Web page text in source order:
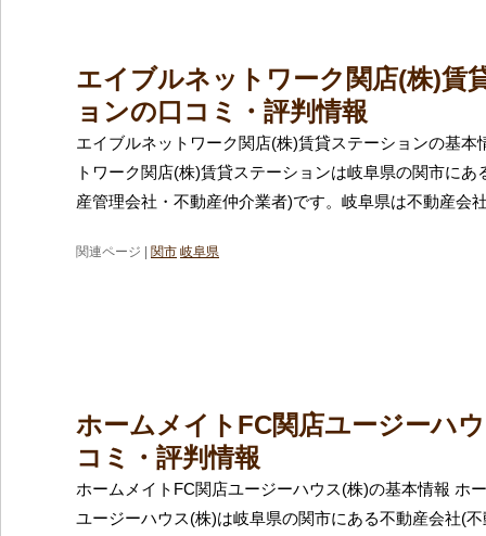
エイブルネットワーク関店(株)賃
ョンの口コミ・評判情報
エイブルネットワーク関店(株)賃貸ステーションの基本
トワーク関店(株)賃貸ステーションは岐阜県の関市にあ
産管理会社・不動産仲介業者)です。岐阜県は不動産会
関連ページ | 関市 岐阜県
ホームメイトFC関店ユージーハ
コミ・評判情報
ホームメイトFC関店ユージーハウス(株)の基本情報 ホ
ユージーハウス(株)は岐阜県の関市にある不動産会社(